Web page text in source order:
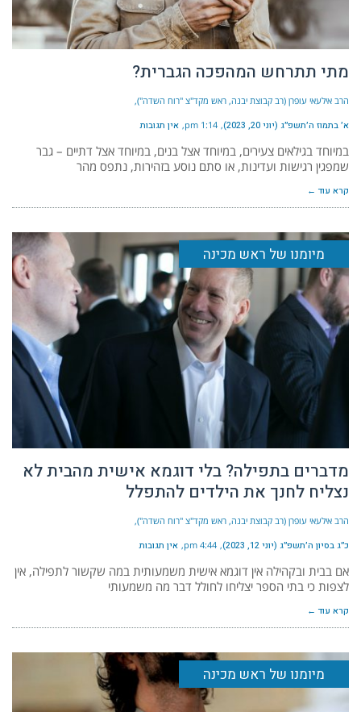
מתי תתרחש המהפכה הגברית?
הרב אילעאי עופרן (רב קבוצת יבנה, ראש מקד"צ "רוח השדה")
א׳ בתמוז ה׳תשפ״ג (יוני 20, 2023) 1:14 pm אין תגובות
במיוחד בגילאים צעירים, במיוחד אצל בנים, במיוחד אצל דתיים – גבר
שמפגין רגישות ועדינות, או סתם נוסע בזהירות, נתפס מהר
קרא עוד ←
מיומנו של ראש מכינה
מדברים בתפילה? בלי דוגמא אישית מהבית לא
נצליח לחנך את הילדים להתפלל
הרב אילעאי עופרן (רב קבוצת יבנה, ראש מקד"צ "רוח השדה")
כ״ג בסיון ה׳תשפ״ג (יוני 12, 2023) 4:44 pm אין תגובות
אם בבית ובקהילה אין דוגמא אישית משמעותית במה שקשור לתפילה, אין
לצפות כי בתי הספר יצליחו לחולל דבר מה משמעותי
קרא עוד ←
מיומנו של ראש מכינה